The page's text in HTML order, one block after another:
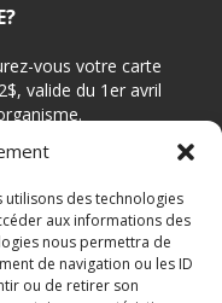
utilisons des technologies
aux informations des
nous permettra de
de navigation ou les ID
ou de retirer son
vous votre carte
valide du 1er avril
210 (angle 4e
1T3